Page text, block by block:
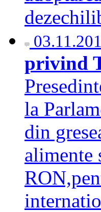
privind
la
din
alimente